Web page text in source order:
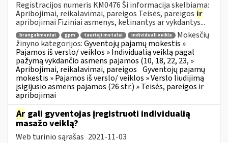
Registracijos numeris KM0476 Ši informacija skelbiama:
Apribojimai, reikalavimai, pareigos Teisės, pareigos ir
apribojimai Fiziniai asmenys, ketinantys ar vykdantys...
brangakmeniai gpm taurieji metalai individuali veikla
Mokesčių
žinyno kategorijos:Gyventojų pajamų mokestis »
Pajamos iš verslo/ veiklos » Individualią veiklą pagal
pažymą vykdančio asmens pajamos (10, 18, 22, 23, »
Apribojimai, reikalavimai, pareigos Gyventojų pajamų
mokestis » Pajamos iš verslo/ veiklos » Verslo liudijimą
įsigijusio asmens pajamos (26 str.) » Teisės, pareigos ir
apribojimai
Ar gali gyventojas įregistruoti individualią
masažo veiklą?
Web turinio sąrašas 2021-11-03